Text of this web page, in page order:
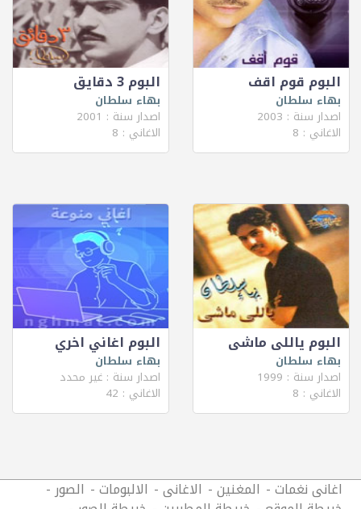
البوم قوم اقف
بهاء سلطان
اصدار سنة : 2003
الاغاني : 8
البوم 3 دقايق
بهاء سلطان
اصدار سنة : 2001
الاغاني : 8
البوم ياللى ماشى
بهاء سلطان
اصدار سنة : 1999
الاغاني : 8
البوم اغاني اخري
بهاء سلطان
اصدار سنة : غير محدد
الاغاني : 42
اغانى نغمات المغنين الاغانى الالبومات الصور